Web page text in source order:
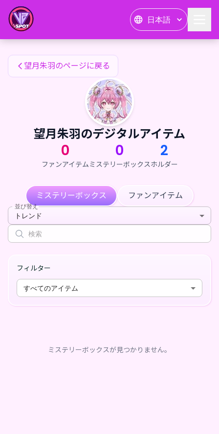
日本語
望月朱羽のファンアイテム
望月朱羽のページに戻る
望月朱羽のデジタルアイテム
0
ファンアイテム
0
ミステリーボックス
2
ホルダー
ミステリーボックス ファンアイテム
並び替え
トレンド
フィルター
すべてのアイテム
ミステリーボックスが見つかりません。
望月朱羽のファンアイテム — 24karat